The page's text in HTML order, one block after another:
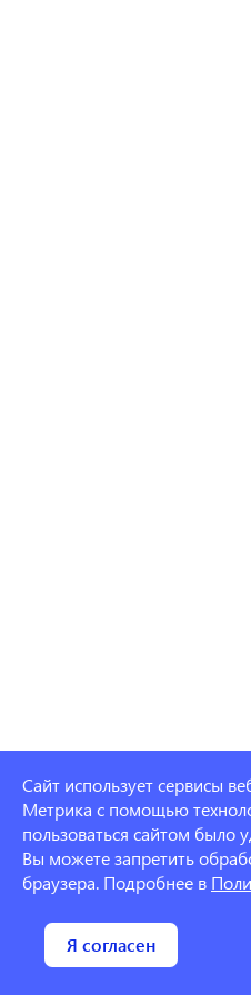
Сайт использует сервисы
Метрика с помощью
пользоваться сайтом было
Вы можете запретить
браузера. Подробнее в